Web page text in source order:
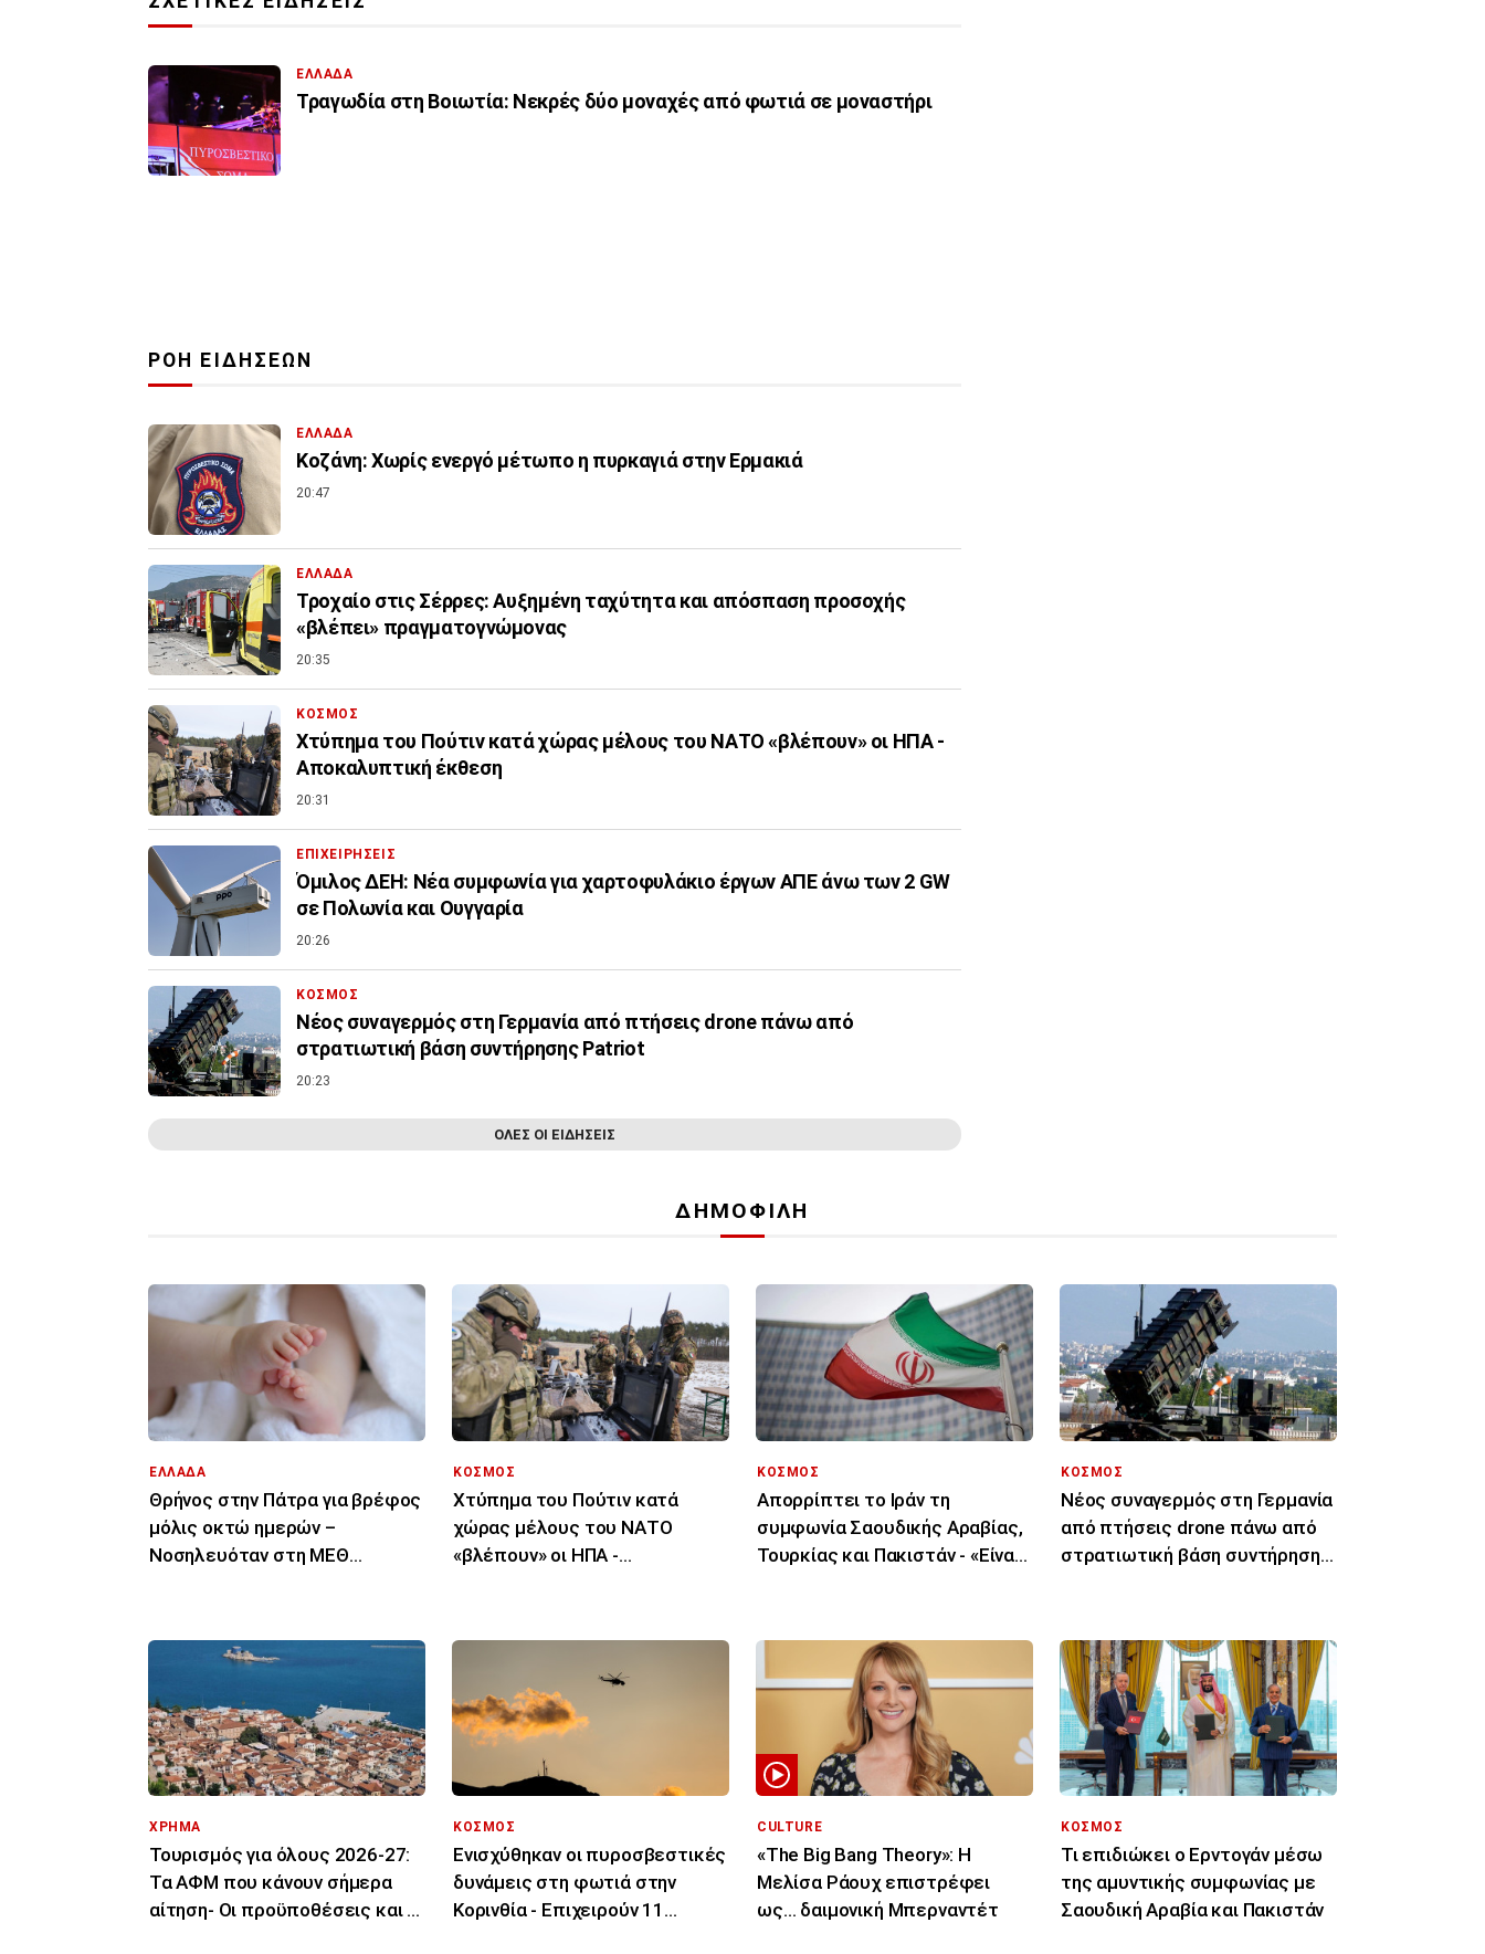
ΕΛΛΑΔΑ
Τραγωδία στη Βοιωτία: Νεκρές δύο μοναχές από φωτιά σε μοναστήρι
ΡΟΗ ΕΙΔΗΣΕΩΝ
ΕΛΛΑΔΑ
Κοζάνη: Χωρίς ενεργό μέτωπο η πυρκαγιά στην Ερμακιά
20:47
ΕΛΛΑΔΑ
Τροχαίο στις Σέρρες: Αυξημένη ταχύτητα και απόσπαση προσοχής
«βλέπει» πραγματογνώμονας
20:35
ΚΟΣΜΟΣ
Χτύπημα του Πούτιν κατά χώρας μέλους του ΝΑΤΟ «βλέπουν» οι ΗΠΑ -
Αποκαλυπτική έκθεση
20:31
ΕΠΙΧΕΙΡΗΣΕΙΣ
Όμιλος ΔΕΗ: Νέα συμφωνία για χαρτοφυλάκιο έργων ΑΠΕ άνω των 2 GW
σε Πολωνία και Ουγγαρία
20:26
ΚΟΣΜΟΣ
Νέος συναγερμός στη Γερμανία από πτήσεις drone πάνω από
στρατιωτική βάση συντήρησης Patriot
20:23
ΟΛΕΣ ΟΙ ΕΙΔΗΣΕΙΣ
ΔΗΜΟΦΙΛΗ
ΕΛΛΑΔΑ
Θρήνος στην Πάτρα για βρέφος
μόλις οκτώ ημερών –
Νοσηλευόταν στη ΜΕΘ
ΚΟΣΜΟΣ
Χτύπημα του Πούτιν κατά
χώρας μέλους του ΝΑΤΟ
«βλέπουν» οι ΗΠΑ -
ΚΟΣΜΟΣ
Απορρίπτει το Ιράν τη
συμφωνία Σαουδικής Αραβίας,
Τουρκίας και Πακιστάν - «Είναι
ΚΟΣΜΟΣ
Νέος συναγερμός στη Γερμανία
από πτήσεις drone πάνω από
στρατιωτική βάση συντήρησης
ΧΡΗΜΑ
Τουρισμός για όλους 2026-27:
Τα ΑΦΜ που κάνουν σήμερα
αίτηση- Οι προϋποθέσεις και οι
ΚΟΣΜΟΣ
Ενισχύθηκαν οι πυροσβεστικές
δυνάμεις στη φωτιά στην
Κορινθία - Επιχειρούν 11
CULTURE
«The Big Bang Theory»: Η
Μελίσα Ράουχ επιστρέφει
ως… δαιμονική Μπερναντέτ
ΚΟΣΜΟΣ
Τι επιδιώκει ο Ερντογάν μέσω
της αμυντικής συμφωνίας με
Σαουδική Αραβία και Πακιστάν